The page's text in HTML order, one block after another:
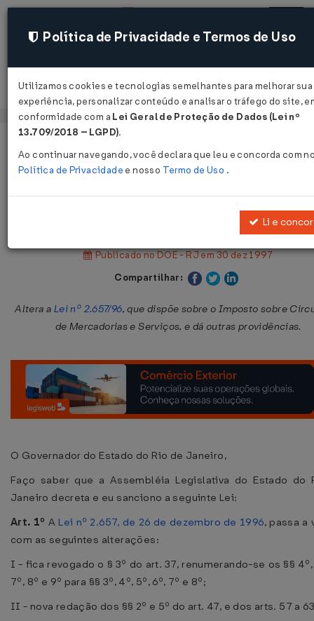
Acessar
Publicado no DOE - RJ em 30 dez 1997
Compartilhar:
Altera a Lei nº 2.657/96, que dispõe sobre o Imposto sobre
de Mercadorias e Serviços, e dá outras providências.
O Governador do Estado do Rio de Janeiro,
Faço saber que a Assembléia Legislativa do Estado do
Janeiro decreta e eu sanciono a seguinte Lei:
Art. 1º A Lei nº 2.657, de 26 de dezembro de 1996, passa a
com as seguintes alterações:
I - fica revogado o § 3º do art. 37, renumerando-se os §§ 4º,
7º, 8º e 9º para §§ 3º, 4º, 5º, 6º, 7º e 8º;
II - nova redação dos §§ 2º e 5º do art. 47, e dos arts. 57 a
Política de Privacidade e Termos de Uso
Utilizamos cookies e tecnologias semelhantes para melhorar sua
experiência, personalizar conteúdo e analisar o tráfego do site,
conformidade com a Lei Geral de Proteção de Dados (Lei nº
13.709/2018 – LGPD).
Ao continuar navegando, você declara que leu e concorda com
Política de Privacidade e nosso Termo de Uso .
Li e